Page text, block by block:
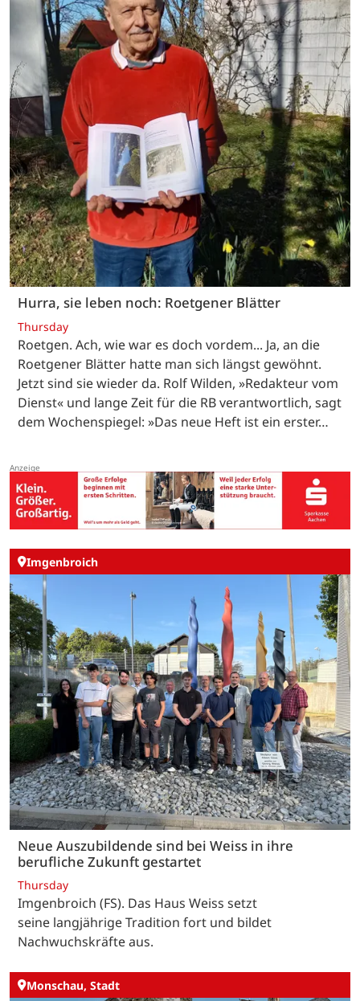
Hurra, sie leben noch: Roetgener Blätter
Thursday
Roetgen. Ach, wie war es doch vordem... Ja, an die
Roetgener Blätter hatte man sich längst gewöhnt.
Jetzt sind sie wieder da. Rolf Wilden, »Redakteur vom
Dienst« und lange Zeit für die RB verantwortlich, sagt
dem Wochenspiegel: »Das neue Heft ist ein erster…
Imgenbroich
Neue Auszubildende sind bei Weiss in ihre
berufliche Zukunft gestartet
Thursday
Imgenbroich (FS). Das Haus Weiss setzt
seine langjährige Tradition fort und bildet
Nachwuchskräfte aus.
Monschau, Stadt